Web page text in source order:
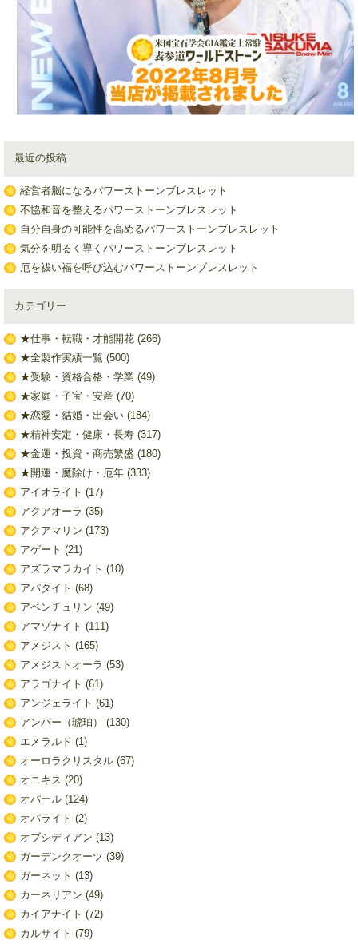
最近の投稿
経営者脳になるパワーストーンブレスレット
不協和音を整えるパワーストーンブレスレット
自分自身の可能性を高めるパワーストーンブレスレット
気分を明るく導くパワーストーンブレスレット
厄を祓い福を呼び込むパワーストーンブレスレット
カテゴリー
★仕事・転職・才能開花(266)
★全製作実績一覧 (500)
★受験・資格合格・学業(49)
★家庭・子宝・安産(70)
★恋愛・結婚・出会い(184)
★精神安定・健康・長寿(317)
★金運・投資・商売繁盛 (180)
★開運・魔除け・厄年(333)
アイオライト (17)
アクアオーラ (35)
アクアマリン (173)
アゲート (21)
アズラマラカイト (10)
アパタイト (68)
アベンチュリン (49)
アマゾナイト (111)
アメジスト (165)
アメジストオーラ (53)
アラゴナイト (61)
アンジェライト (61)
アンバー（琥珀）
(130)
エメラルド (1)
オーロラクリスタル(67)
オニキス (20)
オパール(124)
オパライト (2)
オブシディアン (13)
ガーデンクオーツ (39)
ガーネット (13)
カーネリアン (49)
カイアナイト (72)
カルサイト (79)